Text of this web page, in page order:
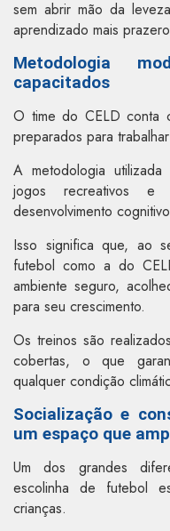
sem abrir mão da
aprendizado mais
Metodologia
capacitados
O time do CELD conta
preparados para
A metodologia utilizada
jogos recreativos e
desenvolvimento
Isso significa que, ao
futebol como a do
ambiente seguro,
para seu crescimento.
Os treinos são
cobertas, o que
qualquer condição
Socialização e
um espaço que
Um dos grandes
escolinha de futebol
crianças.